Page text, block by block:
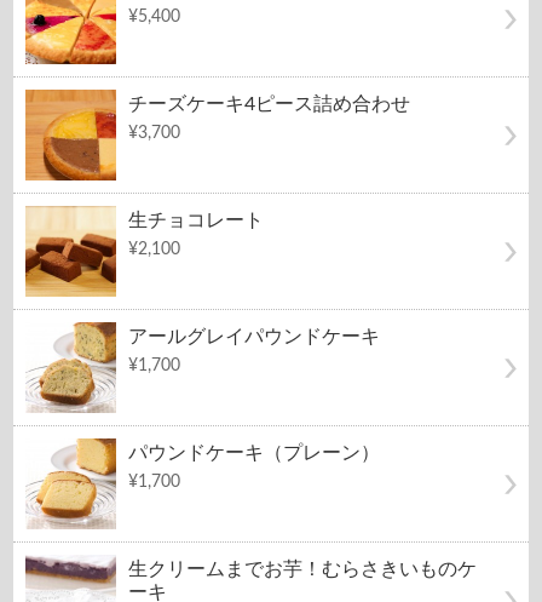
¥5,400
チーズケーキ4ピース詰め合わせ
¥3,700
生チョコレート
¥2,100
アールグレイパウンドケーキ
¥1,700
パウンドケーキ（プレーン）
¥1,700
生クリームまでお芋！むらさきいものケ
ーキ